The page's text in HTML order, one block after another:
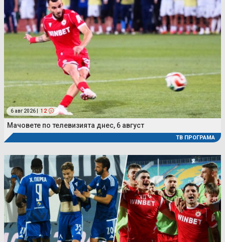
6 авг 2026 | 12
Мачовете по телевизията днес, 6 август
ТВ ПРОГРАМА